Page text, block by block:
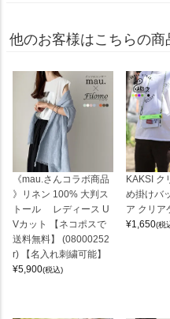
他のお客様はこちらの商
《mau.さんコラボ商品
》リネン 100% 大判ス
トール レディース U
Vカット 【ネコポスで
送料無料】 (08000252
r) 【名入れ刺繍可能】
¥5,900(税込)
KAKSI ク
め掛けバ
ア クリア
¥1,650(税